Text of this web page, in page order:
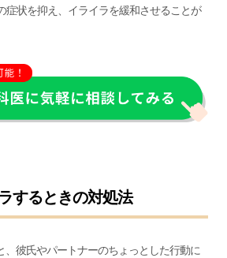
症状を抑え、イライラを緩和させることが
するときの対処法
、彼氏やパートナーのちょっとした行動に